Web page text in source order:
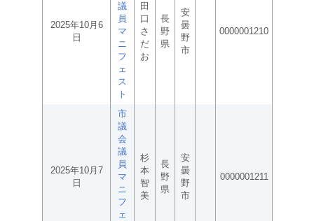
2025年10月6
日
議
員
マ
ニ
フ
ェ
ス
ト
田
口
さ
だ
お
長
野
県
安
曇
野
市
0000001210
2025年10月7
日
市
議
会
議
員
マ
ニ
フ
ェ
杉
本
智
美
長
野
県
安
曇
野
市
0000001211